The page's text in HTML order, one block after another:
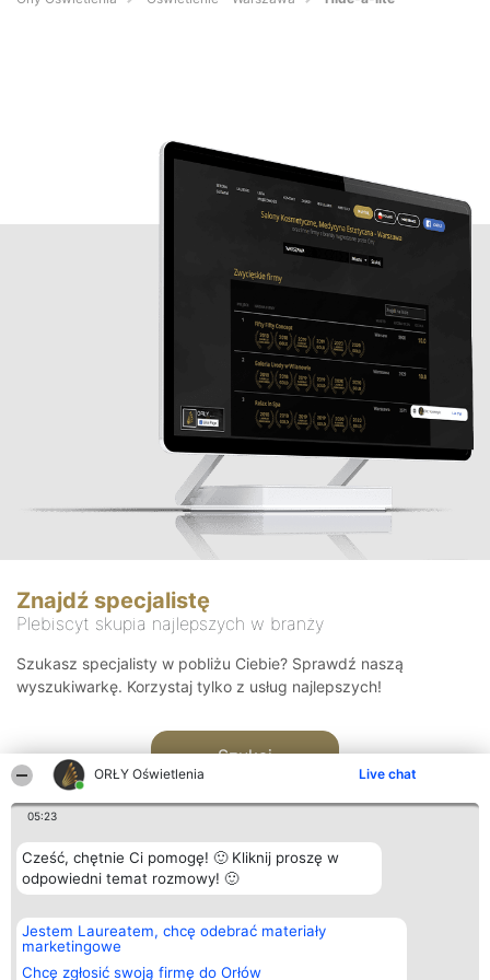
ORŁY Oświetlenia Live chat
05:23
Cześć, chętnie Ci pomogę! 🙂 Kliknij proszę w
odpowiedni temat rozmowy! 🙂
Jestem Laureatem, chcę odebrać materiały
marketingowe
Chcę zgłosić swoją firmę do Orłów
Znajdź specjalistę
Plebiscyt skupia najlepszych w branży
Szukasz specjalisty w pobliżu Ciebie? Sprawdź naszą
wyszukiwarkę. Korzystaj tylko z usług najlepszych!
Szukaj
Organizator plebiscytu
Bright Side Solutions sp. z o.
o. sp. k.
ul. Ruska 22
Plebiscyt
Laureaci
wszystkich
Kontakt
Kontakt